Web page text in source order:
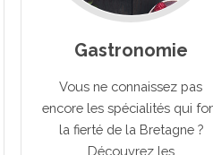
Gastronomie
Vous ne connaissez pas
encore les spécialités qui
la fierté de la Bretagne ?
Découvrez les